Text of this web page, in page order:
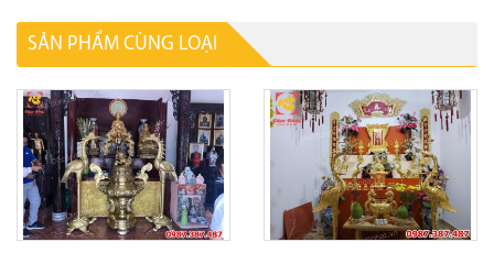
SẢN PHẨM CÙNG LOẠI